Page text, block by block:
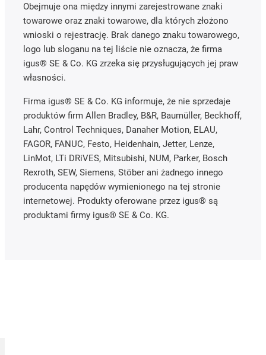
Obejmuje ona między innymi zarejestrowane znaki
towarowe oraz znaki towarowe, dla których złożono
wnioski o rejestrację. Brak danego znaku towarowego,
logo lub sloganu na tej liście nie oznacza, że firma
igus® SE & Co. KG zrzeka się przysługujących jej praw
własności.
Firma igus® SE & Co. KG informuje, że nie sprzedaje
produktów firm Allen Bradley, B&R, Baumüller, Beckhoff,
Lahr, Control Techniques, Danaher Motion, ELAU,
FAGOR, FANUC, Festo, Heidenhain, Jetter, Lenze,
LinMot, LTi DRiVES, Mitsubishi, NUM, Parker, Bosch
Rexroth, SEW, Siemens, Stöber ani żadnego innego
producenta napędów wymienionego na tej stronie
internetowej. Produkty oferowane przez igus® są
produktami firmy igus® SE & Co. KG.